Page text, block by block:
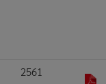
2561